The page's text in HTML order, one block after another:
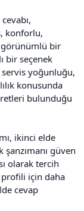
konforlu,
görünümlü bir
bir seçenek
servis yoğunluğu,
konusunda
bulunduğu
ikinci elde
şanzımanı güven
olarak tercih
için daha
cevap